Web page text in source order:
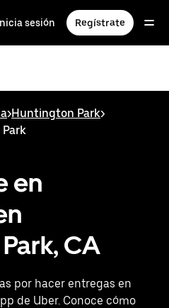
sesión Regístrate
>Huntington Park>
en
CA
por hacer entregas en
de Uber. Conoce cómo